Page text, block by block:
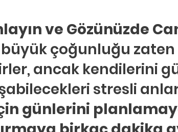
ve Gözünüzde
büyük çoğunluğu
ancak kendilerini
stresli
in günlerini